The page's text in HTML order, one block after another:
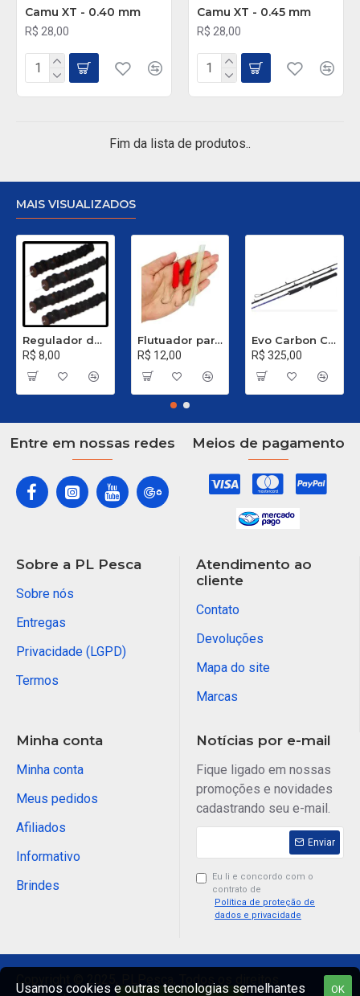
Camu XT - 0.40 mm
R$ 28,00
Camu XT - 0.45 mm
R$ 28,00
Fim da lista de produtos..
MAIS VISUALIZADOS
Regulador de Chumbada STOP Nº 1
R$ 8,00
Flutuador para Salsicha Nº 9
R$ 12,00
Evo Carbon C 661 XH - 40 a 80 Libras
R$ 325,00
Entre em nossas redes Meios de pagamento
Sobre a PL Pesca
Sobre nós
Entregas
Privacidade (LGPD)
Termos
Atendimento ao
cliente
Contato
Devoluções
Mapa do site
Marcas
Minha conta
Minha conta
Meus pedidos
Afiliados
Informativo
Brindes
Notícias por e-mail
Fique ligado em nossas
promoções e novidades
cadastrando seu e-mail.
Enviar
Eu li e concordo com o
contrato de
Política de proteção de
dados e privacidade
Copyright © 2025, PLPesca, Todos os direitos
OK
Usamos cookies e outras tecnologias semelhantes